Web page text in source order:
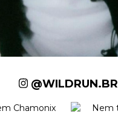
@WILDRUN.BR